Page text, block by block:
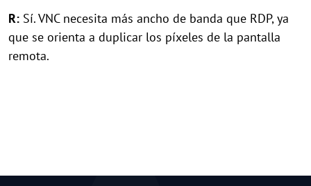
R: Sí. VNC necesita más ancho de banda que RDP, ya
que se orienta a duplicar los píxeles de la pantalla
remota.